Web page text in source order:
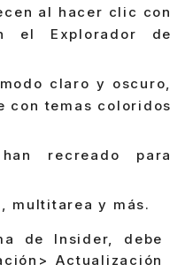
al hacer clic con
el Explorador de
claro y oscuro,
con temas coloridos
recreado para
multitarea y más.
de Insider, debe
Actualización